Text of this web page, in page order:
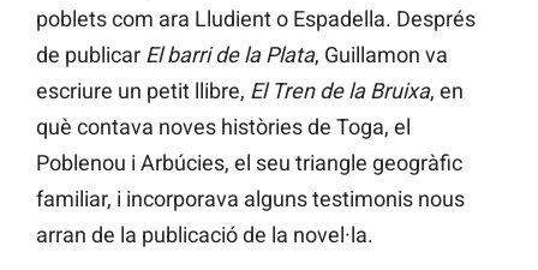
poblets com ara Lludient o Espadella. Després
de publicar El barri de la Plata, Guillamon va
escriure un petit llibre, El Tren de la Bruixa, en
què contava noves històries de Toga, el
Poblenou i Arbúcies, el seu triangle geogràfic
familiar, i incorporava alguns testimonis nous
arran de la publicació de la novel·la.